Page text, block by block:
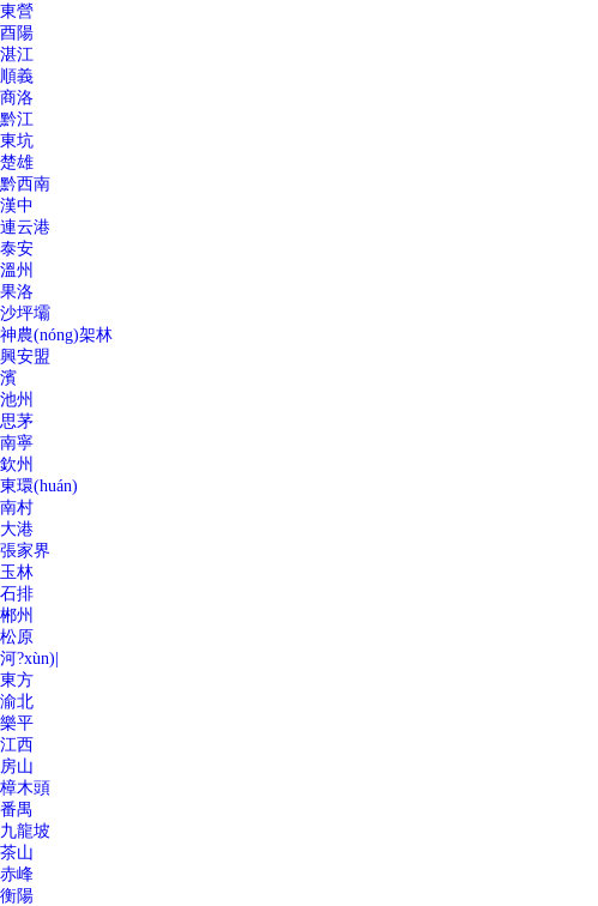
東營
酉陽
湛江
順義
商洛
黔江
東坑
楚雄
黔西南
漢中
連云港
泰安
溫州
果洛
沙坪壩
神農(nóng)架林
興安盟
濱
池州
思茅
南寧
欽州
東環(huán)
南村
大港
張家界
玉林
石排
郴州
松原
河?xùn)|
東方
渝北
樂平
江西
房山
樟木頭
番禺
九龍坡
茶山
赤峰
衡陽